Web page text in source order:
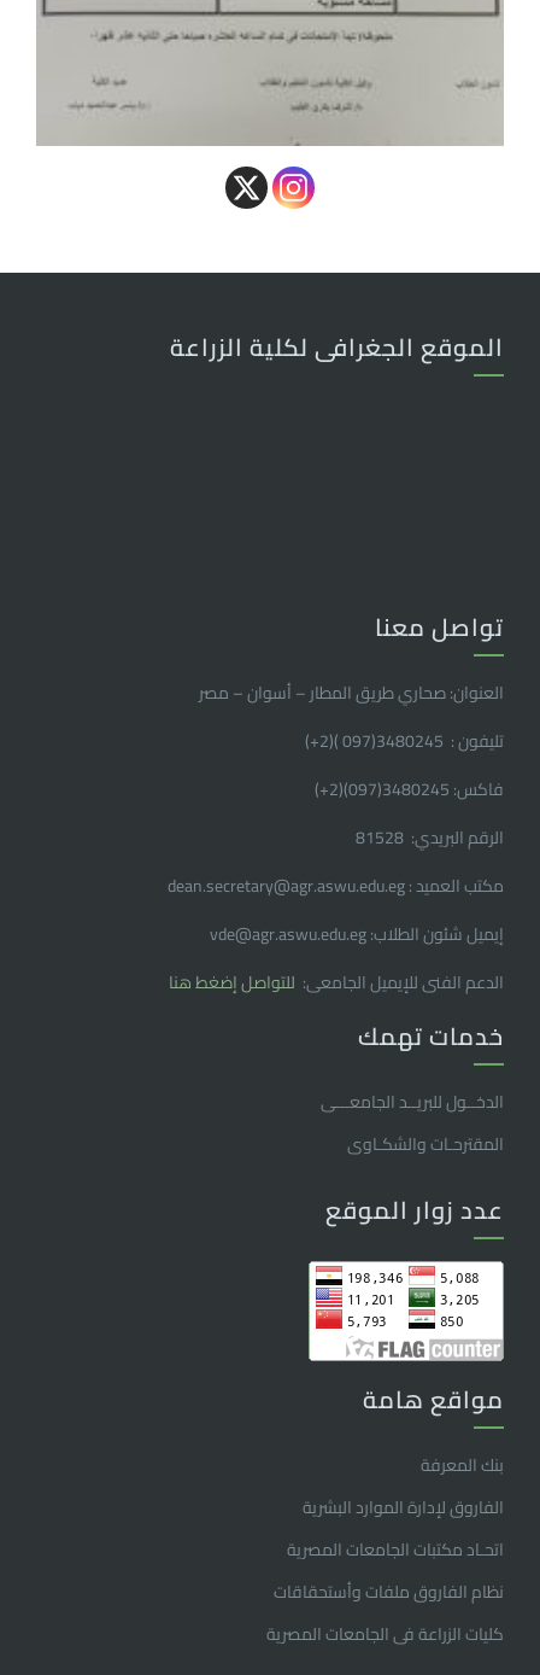
الموقع الجغرافى لكلية الزراعة
تواصل معنا
العنوان: صحاري طريق المطار – أسوان – مصر
تليفون : 3480245(097 )(2
+
)
فاكس: 3480245(097)(2
+
)
الرقم البريدي: 81528
مكتب العميد : dean.secretary@agr.aswu.edu.eg
إيميل شئون الطلاب: vde@agr.aswu.edu.eg
الدعم الفنى للإيميل الجامعى: للتواصل إضغط هنا
خدمات تهمك
الدخــول للبريــد الجامعـــى
المقترحـات والشكـاوى
عدد زوار الموقع
مواقع هامة
بنك المعرفة
الفاروق ﻹدارة الموارد البشرية
اتحـاد مكتبات الجامعات المصرية
نظام الفاروق ملفات وأستحقاقات
كليات الزراعة فى الجامعات المصرية